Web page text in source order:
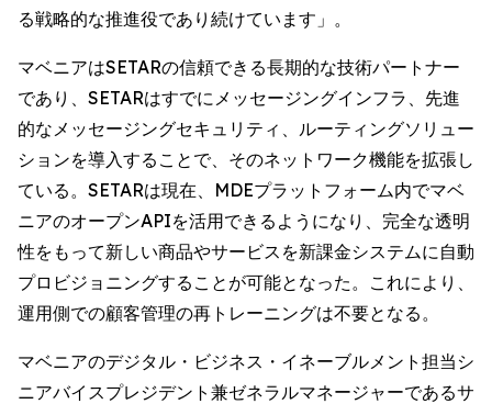
る戦略的な推進役であり続けています」。
マベニアはSETARの信頼できる長期的な技術パートナー
であり、SETARはすでにメッセージングインフラ、先進
的なメッセージングセキュリティ、ルーティングソリュー
ションを導入することで、そのネットワーク機能を拡張し
ている。SETARは現在、MDEプラットフォーム内でマベ
ニアのオープンAPIを活用できるようになり、完全な透明
性をもって新しい商品やサービスを新課金システムに自動
プロビジョニングすることが可能となった。これにより、
運用側での顧客管理の再トレーニングは不要となる。
マベニアのデジタル・ビジネス・イネーブルメント担当シ
ニアバイスプレジデント兼ゼネラルマネージャーであるサ